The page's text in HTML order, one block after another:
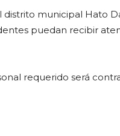
distrito municipal Hato
puedan recibir
requerido será